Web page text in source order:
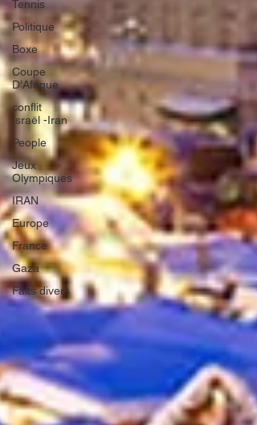
Tennis
Politique
Boxe
Coupe
D'Afrique
conflit
Israël -Iran
People
Jeux
Olympiques
IRAN
Europe
France
Gaza
Faits divers